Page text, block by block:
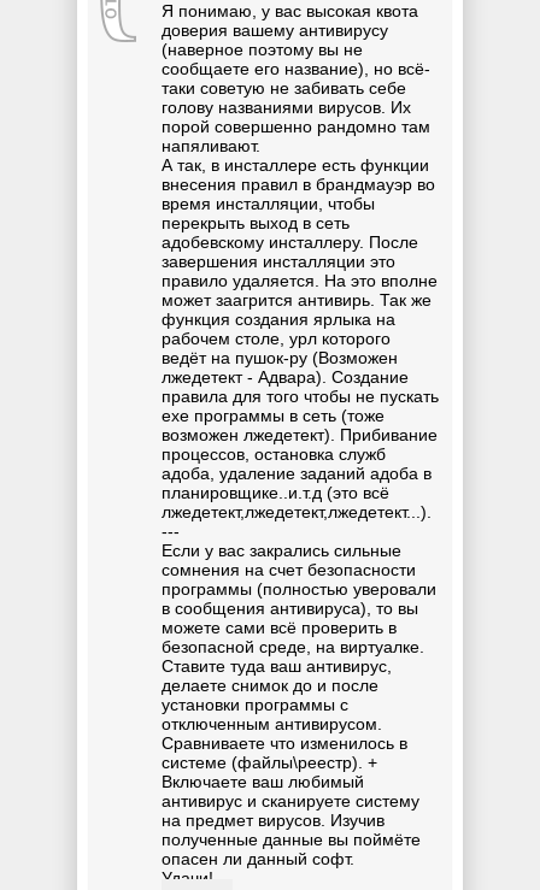
Я понимаю, у вас высокая квота
доверия вашему антивирусу
(наверное поэтому вы не
сообщаете его название), но всё-
таки советую не забивать себе
голову названиями вирусов. Их
порой совершенно рандомно там
напяливают.
А так, в инсталлере есть функции
внесения правил в брандмауэр во
время инсталляции, чтобы
перекрыть выход в сеть
адобевскому инсталлеру. После
завершения инсталляции это
правило удаляется. На это вполне
может заагрится антивирь. Так же
функция создания ярлыка на
рабочем столе, урл которого
ведёт на пушок-ру (Возможен
лжедетект - Адвара). Создание
правила для того чтобы не пускать
exe программы в сеть (тоже
возможен лжедетект). Прибивание
процессов, остановка служб
адоба, удаление заданий адоба в
планировщике..и.т.д (это всё
лжедетект,лжедетект,лжедетект...).
---
Если у вас закрались сильные
сомнения на счет безопасности
программы (полностью уверовали
в сообщения антивируса), то вы
можете сами всё проверить в
безопасной среде, на виртуалке.
Ставите туда ваш антивирус,
делаете снимок до и после
установки программы с
отключенным антивирусом.
Сравниваете что изменилось в
системе (файлы\реестр). +
Включаете ваш любимый
антивирус и сканируете систему
на предмет вирусов. Изучив
полученные данные вы поймёте
опасен ли данный софт.
Удачи!